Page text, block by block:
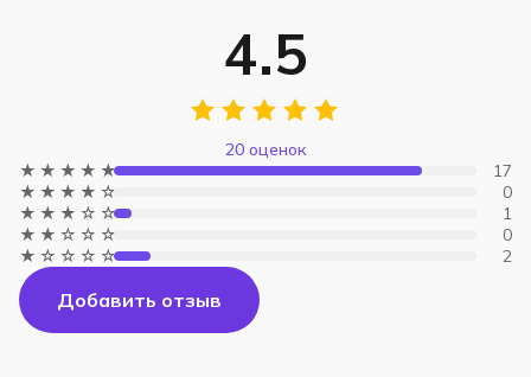
4.5
20 оценок
★★★★★
17
★★★★☆
0
★★★☆☆
1
★★☆☆☆
0
★☆☆☆☆
2
Добавить отзыв